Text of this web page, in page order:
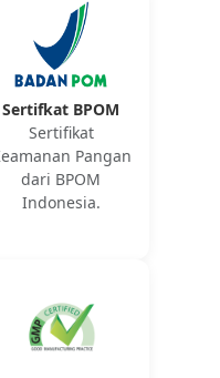
Sertifkat BPOM
Sertifikat
Pangan
dari BРOM
Indonesia.